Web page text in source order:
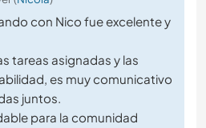
con Nico fue excelente y
tareas asignadas y las
es muy comunicativo
juntos.
para la comunidad